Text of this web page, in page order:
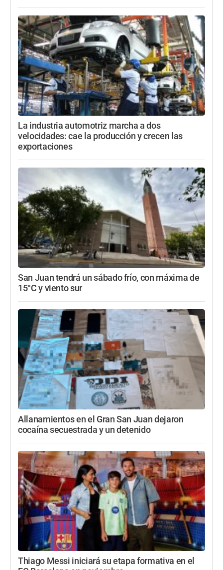
La industria automotriz marcha a dos
velocidades: cae la producción y crecen las
exportaciones
San Juan tendrá un sábado frío, con máxima de
15°C y viento sur
Allanamientos en el Gran San Juan dejaron
cocaína secuestrada y un detenido
Thiago Messi iniciará su etapa formativa en el